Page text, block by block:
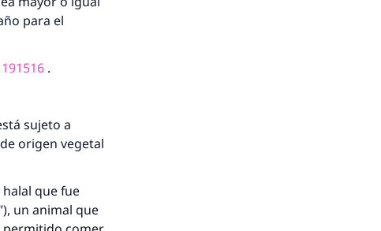
para el
191516 .
sujeto a
origen vegetal
que fue
un animal que